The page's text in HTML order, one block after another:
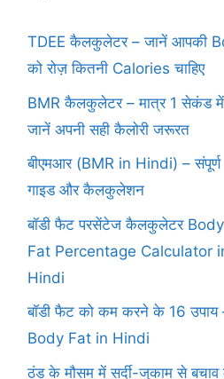
TDEE कैलकुलेटर – जानें आपकी
को रोज़ कितनी Calories चाहिए
BMR कैलकुलेटर – मात्र 1 सेकंड में
जानें अपनी सही कैलोरी जरूरत
बीएमआर (BMR in Hindi) – संपूर्ण
गाइड और कैलकुलेशन
बॉडी फैट परसेंटेज कैलकुलेटर Body
Fat Percentage Calculator
Hindi
बॉडी फैट को कम करने के 16 उपाय
Body Fat in Hindi
ठंड के मौसम में सर्दी-जुकाम से